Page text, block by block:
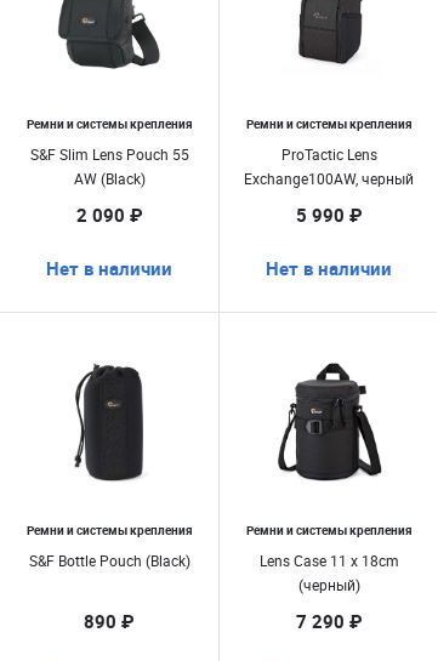
Ремни и системы крепления
S&F Slim Lens Pouch 55
AW (Black)
2 090 ₽
Нет в наличии
Ремни и системы крепления
ProTactic Lens
Exchange100AW, черный
5 990 ₽
Нет в наличии
Ремни и системы крепления
S&F Bottle Pouch (Black)
890 ₽
Ремни и системы крепления
Lens Case 11 x 18cm
(черный)
7 290 ₽